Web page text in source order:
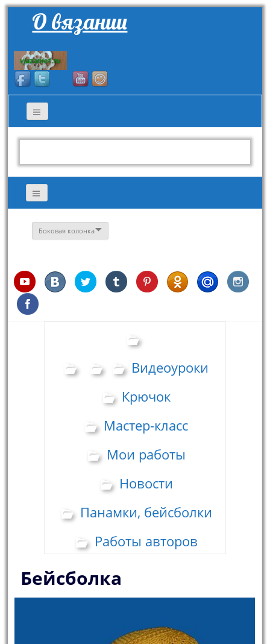
О вязании
Боковая колонка
Видеоуроки
Крючок
Мастер-класс
Мои работы
Новости
Панамки, бейсболки
Работы авторов
Бейсболка